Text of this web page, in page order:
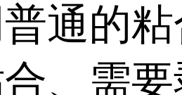
通的
、需